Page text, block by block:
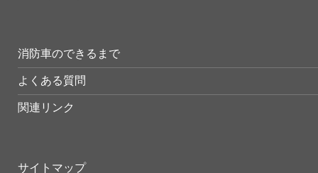
消防車のできるまで
よくある質問
関連リンク
サイトマップ